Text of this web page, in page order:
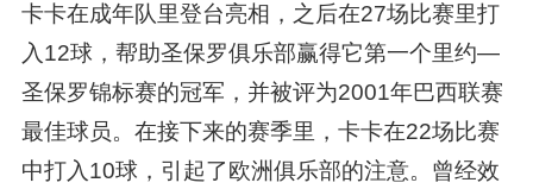
卡卡在成年队里登台亮相，之后在27场比赛里打
入12球，帮助圣保罗俱乐部赢得它第一个里约—
圣保罗锦标赛的冠军，并被评为2001年巴西联赛
最佳球员。在接下来的赛季里，卡卡在22场比赛
中打入10球，引起了欧洲俱乐部的注意。曾经效